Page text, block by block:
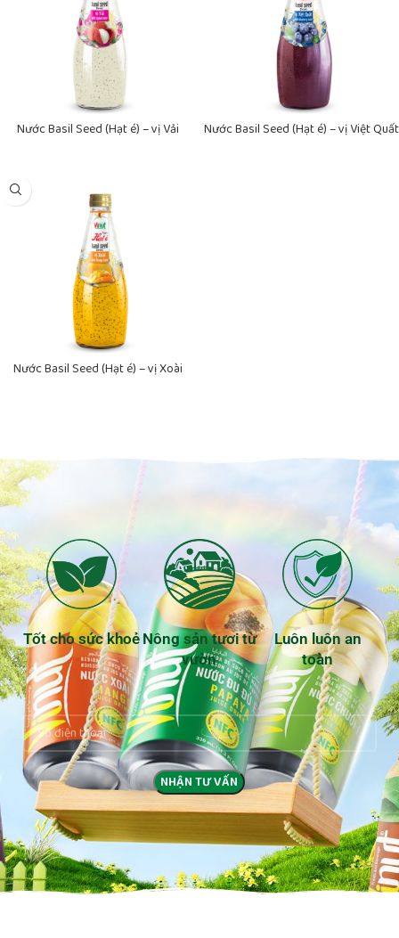
Nước Basil Seed (Hạt é) – vị Vải
Nước Basil Seed (Hạt é) – vị Việt Quất
Nước Basil Seed (Hạt é) – vị Xoài
Tốt cho sức khoẻ Nông sản tươi từ
vườn
Luôn luôn an
toàn